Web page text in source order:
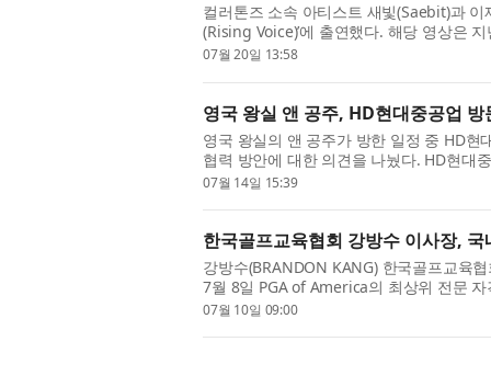
컬러톤즈 소속 아티스트 새빛(Saebit)과
(Rising Voice)’에 출연했다. 해당 영상은
며, 두 아티스트는 각자의 색깔이 담긴 라
07월 20일 13:58
영국 왕실 앤 공주, HD현대중공업 방
영국 왕실의 앤 공주가 방한 일정 중 HD현
협력 방안에 대한 의견을 나눴다. HD현대
크룩스 주한영국대사 등이 울산 본사를 방
07월 14일 15:39
한국골프교육협회 강방수 이사장,
강방수(BRANDON KANG) 한국골프교육
7월 8일 PGA of America의 최상위 전문
Master Professional은 전 세계에서도
07월 10일 09:00